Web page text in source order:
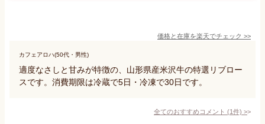
価格と在庫を楽天でチェック >>
カフェアロハ(50代・男性)
適度なさしと甘みが特徴の、山形県産米沢牛の特選リブロー
スです。消費期限は冷蔵で5日・冷凍で30日です。
全てのおすすめコメント (1件) >